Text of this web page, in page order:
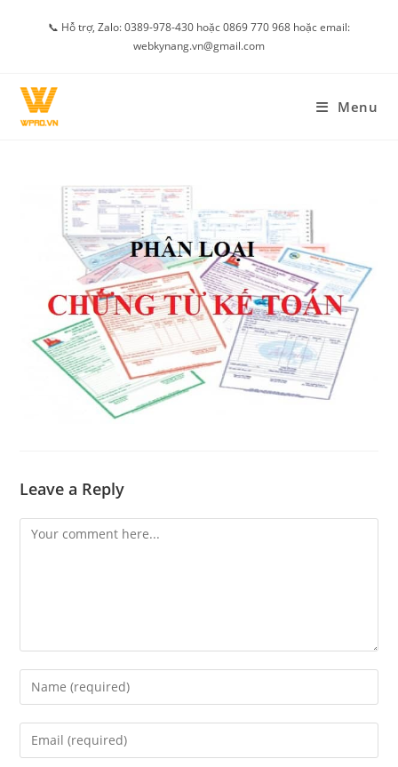
📞 Hỗ trợ, Zalo: 0389-978-430 hoặc 0869 770 968 hoặc email:
webkynang.vn@gmail.com
Menu
Leave a Reply
Comment
Enter
your
name
Enter
your